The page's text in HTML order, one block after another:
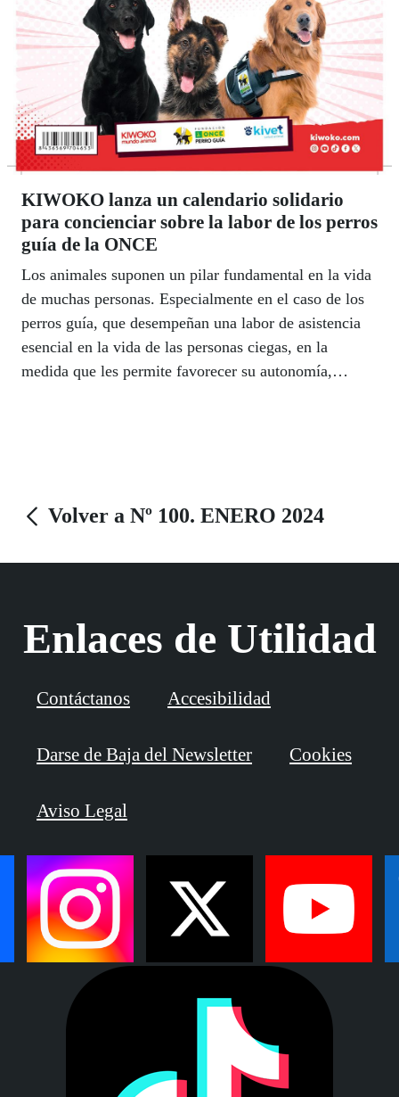
KIWOKO lanza un calendario solidario
para concienciar sobre la labor de los perros
guía de la ONCE
Los animales suponen un pilar fundamental en la vida
de muchas personas. Especialmente en el caso de los
perros guía, que desempeñan una labor de asistencia
esencial en la vida de las personas ciegas, en la
medida que les permite favorecer su autonomía,
una mayor concienciación en la sociedad acerca de su
Volver a Nº 100. ENERO 2024
Enlaces de Utilidad
Contáctanos Accesibilidad
Darse de Baja del Newsletter Cookies
Aviso Legal